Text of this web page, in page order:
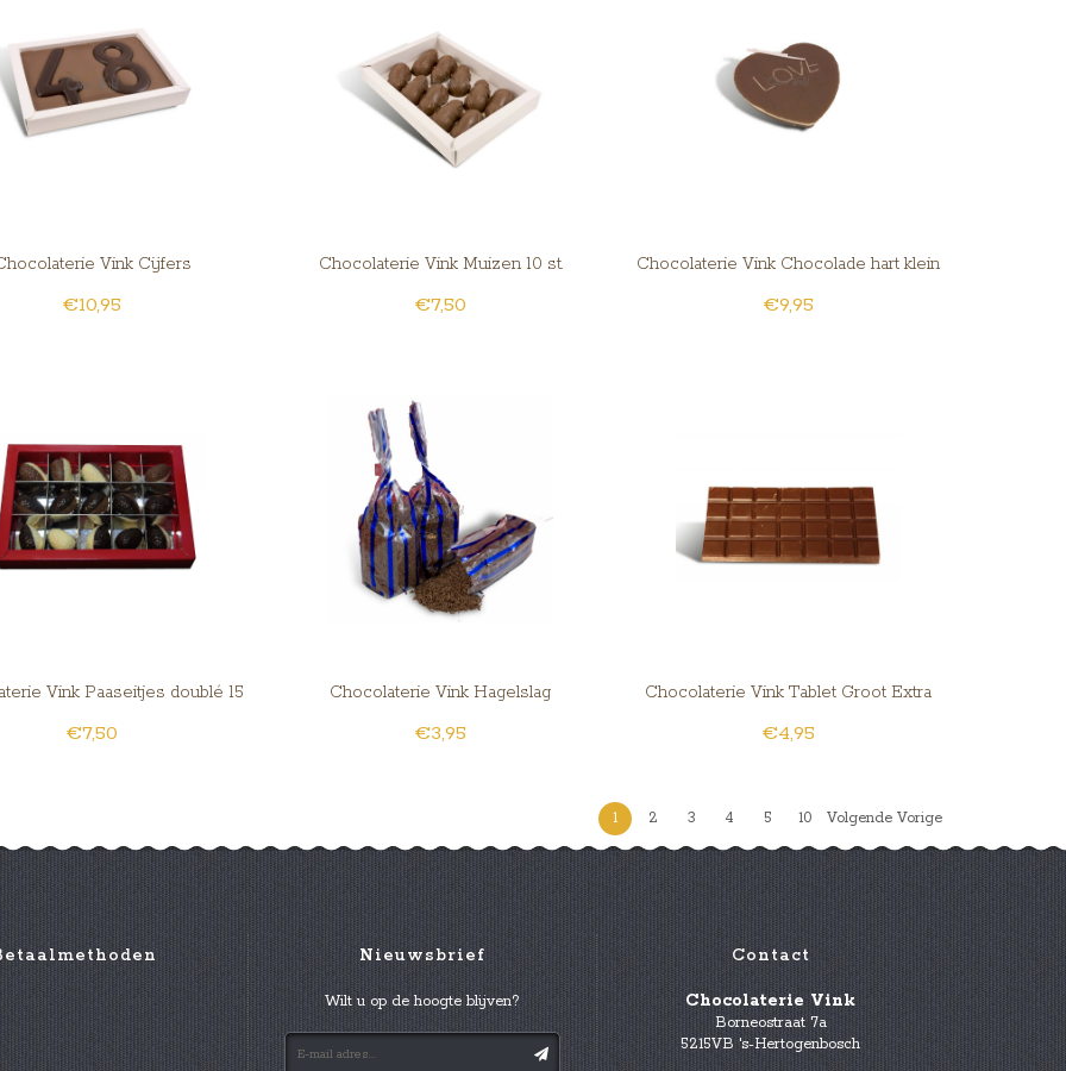
Vink Cijfers
€10,95
Chocolaterie Vink Muizen 10 st.
€7,50
Chocolaterie Vink Chocolade hart klein
€9,95
Vink Paaseitjes doublé 15
st.
€7,50
Chocolaterie Vink Hagelslag
€3,95
Chocolaterie Vink Tablet Groot Extra
Puur 70% cacao
€4,95
1 2 3 4 5 10 Volgende Vorige
Nieuwsbrief
Wilt u op de hoogte blijven?
Contact
Chocolaterie Vink
Borneostraat 7a
5215VB 's-Hertogenbosch